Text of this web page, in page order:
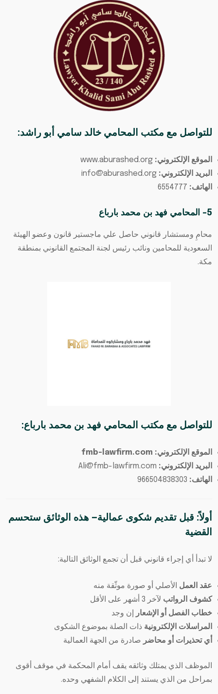
للتواصل مع مكتب المحامي خالد سامي أبو راشد:
الموقع الإلكتروني: www.aburashed.org
البريد الإلكتروني:
الهاتف:
5- المحامي فهد بن محمد بارباع
محامِ ومستشار قانوني حاصل علي ماجستير قانون وعضو الهيئة
السعودية للمحامين ونائب رئيس لجنة المجتمع القانوني بمنطقة
مكة.
للتواصل مع مكتب المحامي فهد بن محمد بارباع:
الموقع الإلكتروني: fmb-lawfirm.com
البريد الإلكتروني: Ali@fmb-lawfirm.com
الهاتف:
أولاً: قبل تقديم شكوى عمالية— هذه الوثائق ستحسم
القضية
لا تبدأ أي إجراء قانوني قبل أن تجمع الوثائق التالية:
عقد العمل الأصلي أو صورة موثّقة منه
كشوف الرواتب لآخر 3 أشهر على الأقل
خطاب الفصل أو الإشعار
إن وجد
المراسلات الإلكترونية ذات الصلة بموضوع الشكوى
أي تحذيرات أو محاضر صادرة من الجهة العمالية
الموظف الذي يمتلك وثائقه يقف أمام المحكمة في موقف أقوى
بمراحل من الذي يستند إلى الكلام الشفهي وحده.